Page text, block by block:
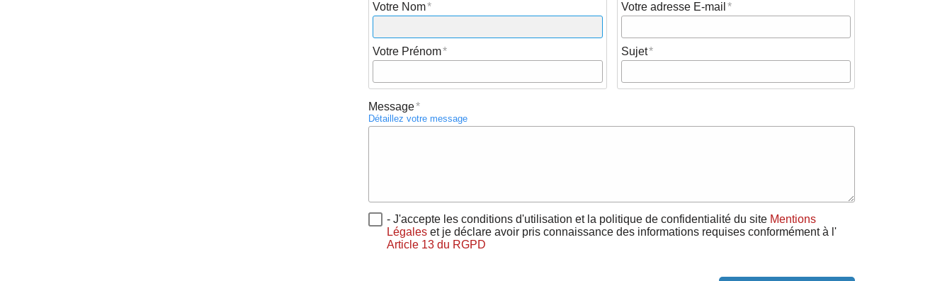
Votre Nom
Votre Prénom
Votre adresse E-mail
Sujet
Message
Détaillez votre message
- J'accepte les conditions d'utilisation et la politique de confidentialité du site Mentions
Légaleset je déclare avoir pris connaissance des informations requises conformément à l'
Article 13 du RGPD